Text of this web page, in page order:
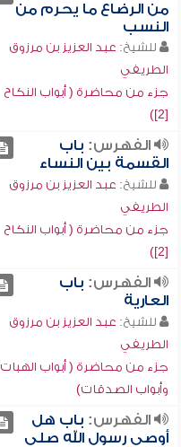
من الرضاع ما يحرم من
النسب
للشيخ: عبد العزيز بن مرزوق
الطريفي
جزء من محاضرة ( أبواب النكاح
[2])
الفهرس: باب
القسمة بين النساء
للشيخ: عبد العزيز بن مرزوق
الطريفي
جزء من محاضرة ( أبواب النكاح
[2])
الفهرس: باب
العارية
للشيخ: عبد العزيز بن مرزوق
الطريفي
جزء من محاضرة ( أبواب الهبات
وأبواب الصدقات)
الفهرس: باب هل
أوصى رسول الله صلى